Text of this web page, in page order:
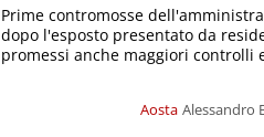
Aosta Alessandro
Prime contromosse
dopo l'esposto presentato da
promessi anche maggiori controlli